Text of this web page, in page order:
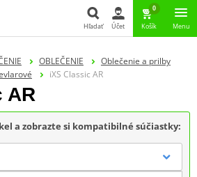
Hľadať
Hľadať Účet
0
Košík Menu
OBLEČENIE
Oblečenie a prilby
iXS Classic AR
AR
a zobrazte si kompatibilné súčiastky: